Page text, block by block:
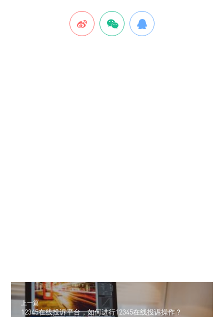
上一篇
12345在线投诉平台，如何进行12345在线投诉操作？